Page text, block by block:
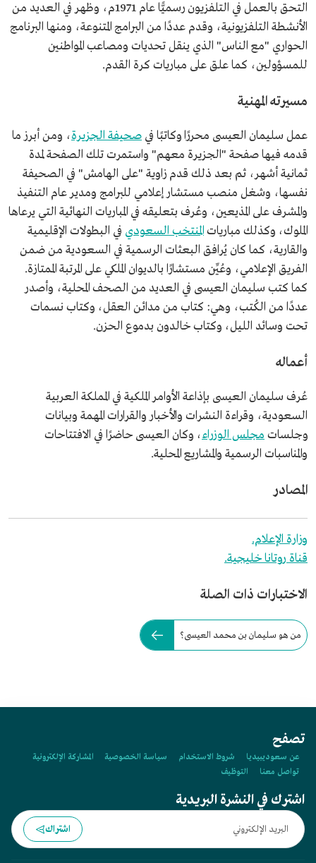
التحق بالعمل في التلفزيون رسميًّا عام 1971م، وظهر في العديد من
الأنشطة التلفزيونية، وقدم عددًا من البرامج المتنوعة، ومنها البرنامج
الحواري "مع الناس" الذي ينقل تحديات ومصاعب المواطنين
للمسؤولين، كما علق على مباريات كرة القدم.
مسيرته المهنية
عمل سليمان العيسى محررًا وكاتبًا في صحيفة الجزيرة، ومن أبرز ما
قدمه فيها صفحة "الجزيرة معهم" واستمرت تلك الصفحة لمدة
ثمانية أشهر، ثم بعد ذلك قدم زاوية "على الهامش" في الصحيفة
نفسها، وشغل منصب مستشار إعلامي للبرامج ومدير عام التنفيذ
والمشرف على المذيعين، وعُرف بتعليقه في المباريات النهائية التي يرعاها
الملوك، وكذلك مبارياتالمنتخب السعودي في البطولات الإقليمية
والقارية، كما كان يُرافق البعثات الرسمية في السعودية من ضمن
الفريق الإعلامي، وعُيِّن مستشارًا بالديوان الملكي على المرتبة الممتازة.
كما كتب سليمان العيسى في العديد من الصحف المحلية، وأصدر
عددًا من الكُتب، وهي: كتاب من مدائن العقل، وكتاب نسمات
تحت وسائد الليل، وكتاب خالدون بدموع الحزن.
أعماله
عُرف سليمان العيسى بإذاعة الأوامر الملكية في المملكة العربية
السعودية، وقراءة النشرات والأخبار والقرارات المهمة وبيانات
وجلسات مجلس الوزراء، وكان العيسى حاضرًا في الافتتاحات
والمناسبات الرسمية والمشاريع المحلية.
المصادر
وزارة الإعلام.
قناة روتانا خليجية.
الاختبارات ذات الصلة
من هو سليمان بن محمد العيسى؟
تصفح
عن سعوديبيديا شروط الاستخدام سياسة الخصوصية
المشاركة الإلكترونية
تواصل معنا
التوظيف
اشترك في النشرة البريدية
اشتراك